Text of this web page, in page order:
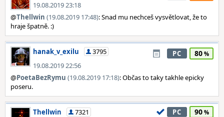
19.08.2019 23:18
@Thellwin (19.08.2019 17:48): Snad mu nechceš vysvětlovat, že to
hraje špatně. :)
hanak_v_exilu
3795
19.08.2019 22:56
PC 80
@PoetaBezRymu (19.08.2019 17:18): Občas to taky takhle epicky
poseru.
Thellwin
7321
PC 90